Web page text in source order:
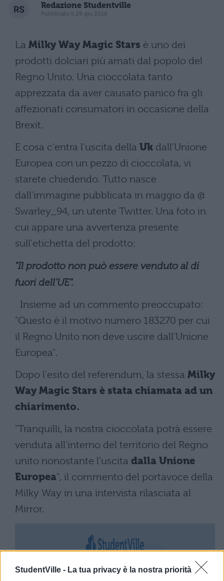
StudentVille - La tua privacy è la nostra priorità
Redazione Studentville
Pubblicato il 29 giu 2016
La Milky Way Magic Stars è uno dei
prodotti dolciari più amati dal popolo del
Regno Unito. Una cioccolata tanto
apprezzata da aver causato panico fra gli
affezionati consumatori in occasione della
Brexit.
E cosa c'entra l'uscita della Uk dall'Unione
Europea con un pezzo di cioccolata, vi
starete chiedendo. Tutto nasce
dall'immagine pubblicata in maggio da @
Swarley_94, un utente Twitter. Una foto in
cui appare una avvertenza presente
sull'etichetta del prodotto:
"Il prodotto non può essere venduto al di
fuori dell'UE".
Insieme ad un commento preoccupato:
"Questo è il motivo numero 183270 per cui
il Regno Unito non deve uscire dall'Unione
Europea".
Dopo l'esito del referendum, la stessa Milky
Way Magic Stars è stata chiamata ad un
chiarimento.
"Tranquilli, la nostra cioccolata potrà essere
venduta all'interno del territorio del Regno
unito nonostante l'uscita dalla Unione
Europea", il commento del portavoce della
Milky Way in una intervista rilasciata al
Mirror.